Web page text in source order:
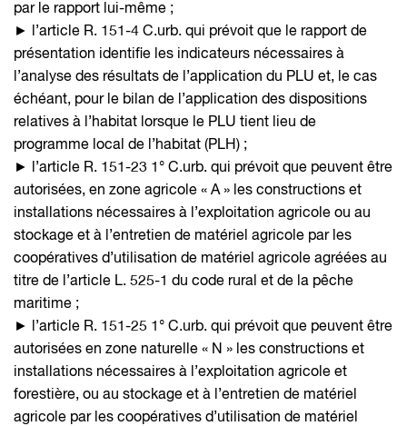
par le rapport lui-même ;
► l’article R. 151-4 C.urb. qui prévoit que le rapport de
présentation identifie les indicateurs nécessaires à
l’analyse des résultats de l’application du PLU et, le cas
échéant, pour le bilan de l’application des dispositions
relatives à l’habitat lorsque le PLU tient lieu de
programme local de l’habitat (PLH) ;
► l’article R. 151-23 1° C.urb. qui prévoit que peuvent être
autorisées, en zone agricole « A » les constructions et
installations nécessaires à l’exploitation agricole ou au
stockage et à l’entretien de matériel agricole par les
coopératives d’utilisation de matériel agricole agréées au
titre de l’article L. 525-1 du code rural et de la pêche
maritime ;
► l’article R. 151-25 1° C.urb. qui prévoit que peuvent être
autorisées en zone naturelle « N » les constructions et
installations nécessaires à l’exploitation agricole et
forestière, ou au stockage et à l’entretien de matériel
agricole par les coopératives d’utilisation de matériel